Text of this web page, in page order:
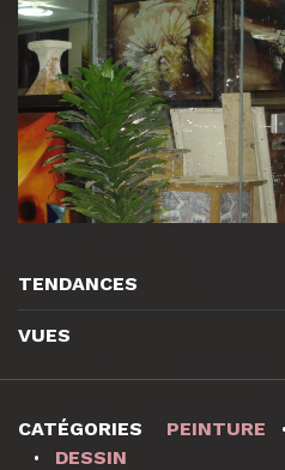
CATÉGORIES PEINTURE
DESSIN
TENDANCES
VUES